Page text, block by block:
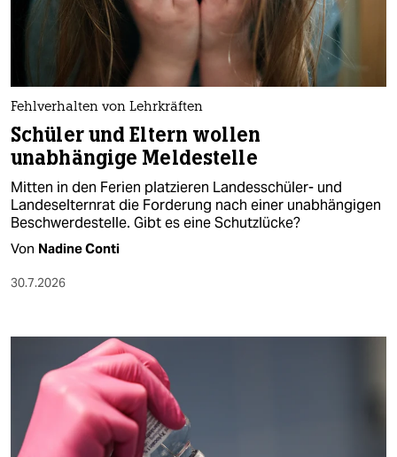
wahrheit
verlag
veranstaltungen
shop
fragen & hilfe
unterstützen
genossenschaft
epaper login
Fehlverhalten von Lehrkräften
Schüler und Eltern wollen
unabhängige Meldestelle
Mitten in den Ferien platzieren Landesschüler- und
Landeselternrat die Forderung nach einer unabhängigen
Beschwerdestelle. Gibt es eine Schutzlücke?
Von Nadine Conti
30.7.2026